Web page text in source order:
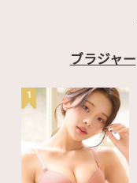
ブラジャー
1